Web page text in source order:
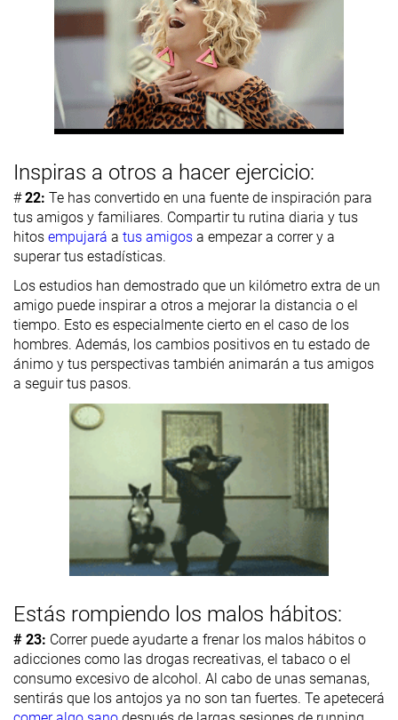
Inspiras a otros a hacer ejercicio:
#22: Te has convertido en una fuente de inspiración para
tus amigos y familiares. Compartir tu rutina diaria y tus
hitos empujará a tus amigos a empezar a correr y a
superar tus estadísticas.
Los estudios han demostrado que un kilómetro extra de un
amigo puede inspirar a otros a mejorar la distancia o el
tiempo. Esto es especialmente cierto en el caso de los
hombres. Además, los cambios positivos en tu estado de
ánimo y tus perspectivas también animarán a tus amigos
a seguir tus pasos.
Estás rompiendo los malos hábitos:
# 23: Correr puede ayudarte a frenar los malos hábitos o
adicciones como las drogas recreativas, el tabaco o el
consumo excesivo de alcohol. Al cabo de unas semanas,
sentirás que los antojos ya no son tan fuertes. Te apetecerá